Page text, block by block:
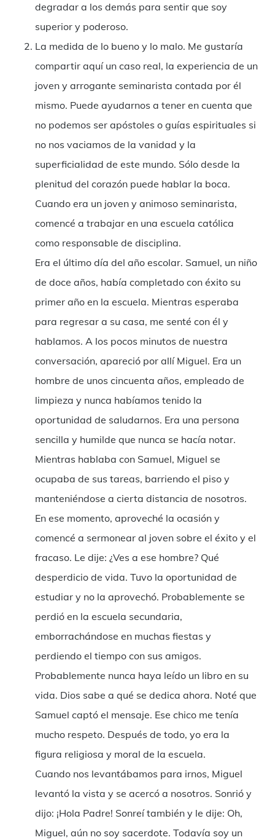
degradar a los demás para sentir que soy
superior y poderoso.
La medida de lo bueno y lo malo. Me gustaría
compartir aquí un caso real, la experiencia de un
joven y arrogante seminarista contada por él
mismo. Puede ayudarnos a tener en cuenta que
no podemos ser apóstoles o guías espirituales si
no nos vaciamos de la vanidad y la
superficialidad de este mundo. Sólo desde la
plenitud del corazón puede hablar la boca.
Cuando era un joven y animoso seminarista,
comencé a trabajar en una escuela católica
como responsable de disciplina.
Era el último día del año escolar. Samuel, un niño
de doce años, había completado con éxito su
primer año en la escuela. Mientras esperaba
para regresar a su casa, me senté con él y
hablamos. A los pocos minutos de nuestra
conversación, apareció por allí Miguel. Era un
hombre de unos cincuenta años, empleado de
limpieza y nunca habíamos tenido la
oportunidad de saludarnos. Era una persona
sencilla y humilde que nunca se hacía notar.
Mientras hablaba con Samuel, Miguel se
ocupaba de sus tareas, barriendo el piso y
manteniéndose a cierta distancia de nosotros.
En ese momento, aproveché la ocasión y
comencé a sermonear al joven sobre el éxito y el
fracaso. Le dije: ¿Ves a ese hombre? Qué
desperdicio de vida. Tuvo la oportunidad de
estudiar y no la aprovechó. Probablemente se
perdió en la escuela secundaria,
emborrachándose en muchas fiestas y
perdiendo el tiempo con sus amigos.
Probablemente nunca haya leído un libro en su
vida. Dios sabe a qué se dedica ahora. Noté que
Samuel captó el mensaje. Ese chico me tenía
mucho respeto. Después de todo, yo era la
figura religiosa y moral de la escuela.
Cuando nos levantábamos para irnos, Miguel
levantó la vista y se acercó a nosotros. Sonrió y
dijo: ¡Hola Padre! Sonreí también y le dije: Oh,
Miguel, aún no soy sacerdote. Todavía soy un